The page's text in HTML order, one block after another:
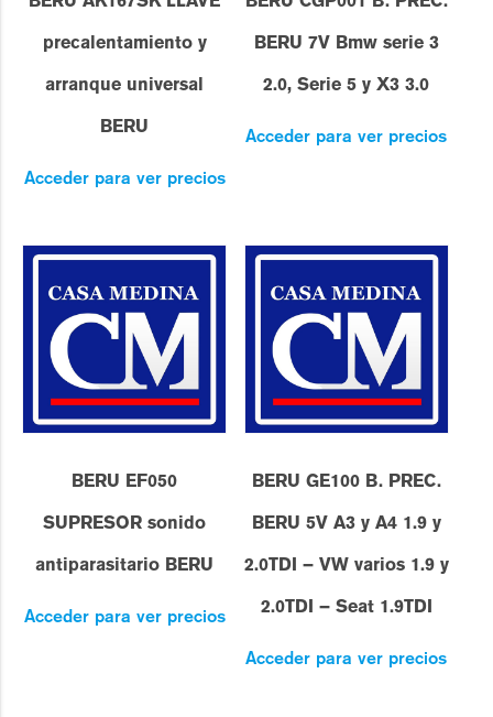
precalentamiento y
arranque universal
BERU
Acceder para ver precios
BERU 7V Bmw serie 3
2.0, Serie 5 y X3 3.0
Acceder para ver precios
BERU EF050
SUPRESOR sonido
antiparasitario BERU
Acceder para ver precios
BERU GE100 B. PREC.
BERU 5V A3 y A4 1.9 y
2.0TDI – VW varios 1.9 y
2.0TDI – Seat 1.9TDI
Acceder para ver precios